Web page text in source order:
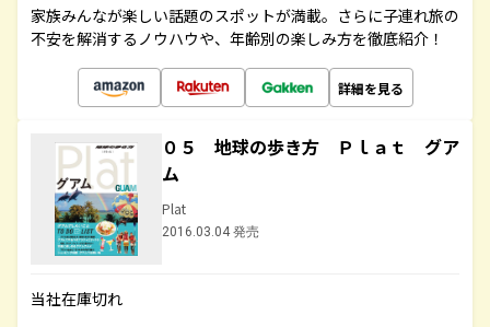
家族みんなが楽しい話題のスポットが満載。さらに子連れ旅の
不安を解消するノウハウや、年齢別の楽しみ方を徹底紹介！
詳細を見る
０５ 地球の歩き方 Ｐｌａｔ グア
ム
Plat
2016.03.04 発売
当社在庫切れ